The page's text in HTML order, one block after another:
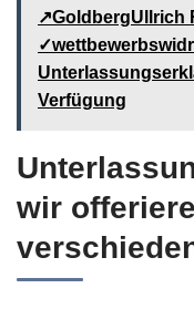
↗GoldbergUllrich
Verfügung
wir